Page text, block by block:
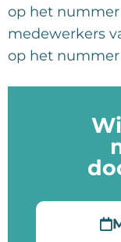
op het nummer
medewerkers
op het nummer